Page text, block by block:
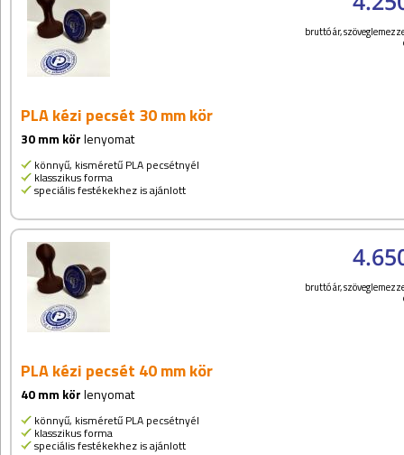
bruttó ár,
PLA kézi pecsét 30 mm kör
30 mm körlenyomat
könnyű, kisméretű PLA pecsétnyél
klasszikus forma
speciális festékekhez is ajánlott
bruttó ár,
PLA kézi pecsét 40 mm kör
40 mm körlenyomat
könnyű, kisméretű PLA pecsétnyél
klasszikus forma
speciális festékekhez is ajánlott